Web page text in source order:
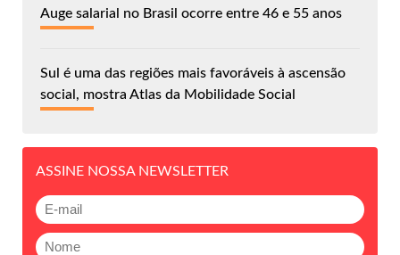
Auge salarial no Brasil ocorre entre 46 e 55 anos
Sul é uma das regiões mais favoráveis à ascensão
social, mostra Atlas da Mobilidade Social
ASSINE NOSSA NEWSLETTER